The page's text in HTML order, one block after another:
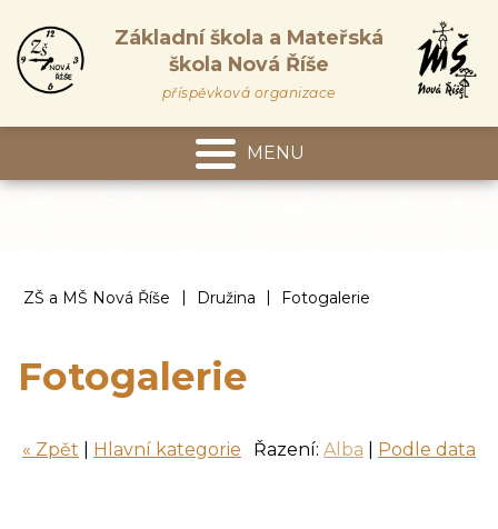
Základní škola a Mateřská
škola Nová Říše
příspěvková organizace
MENU
ZŠ a MŠ Nová Říše | Družina | Fotogalerie
Fotogalerie
Řazení: Alba Podle data
« Zpět Hlavní kategorie